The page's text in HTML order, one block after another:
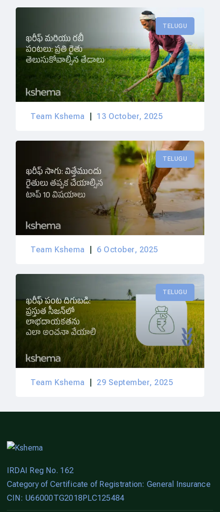
TELUGU
Team Kshema 13 October, 2025
TELUGU
Team Kshema 6 October, 2025
TELUGU
Team Kshema 29 September, 2025
IRDAI Reg No. 162
Category of Certificate of Registration: General Insurance
CIN: U66000TG2018PLC125484